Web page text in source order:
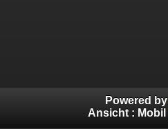
Powered by
Ansicht : Mobil